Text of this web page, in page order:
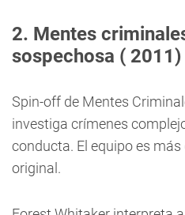
2. Mentes
sospechosa ( 2011)
Spin-off de Mentes
investiga crímenes
conducta. El equipo es
original.